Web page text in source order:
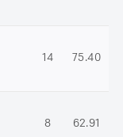
14 75.40
8 62.91